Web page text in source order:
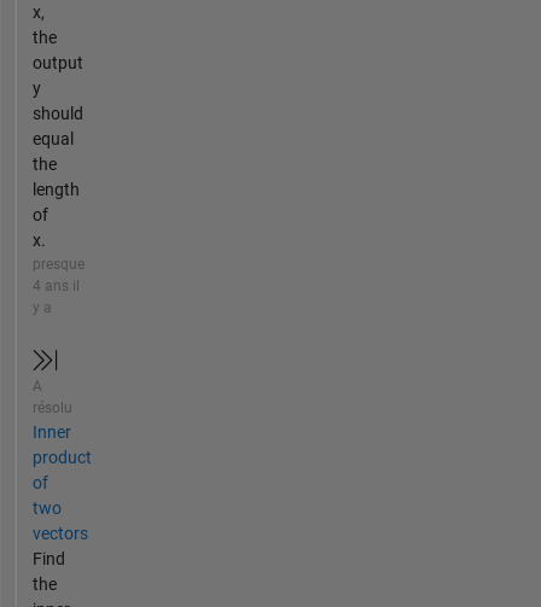
x,
the
output
y
should
equal
the
length
of
x.
presque
4 ans il
y a
A
résolu
Inner
product
of
two
vectors
Find
the